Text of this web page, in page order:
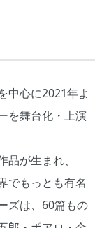
中心に2021年よ
を舞台化・上演
が生まれ、
でもっとも有名
ズは、60篇もの